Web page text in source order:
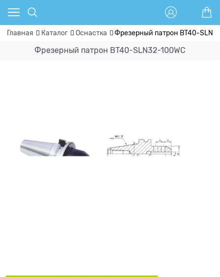
Главная Каталог Оснастка Фрезерный патрон BT40-
Фрезерный патрон BT40-SLN32-100WC